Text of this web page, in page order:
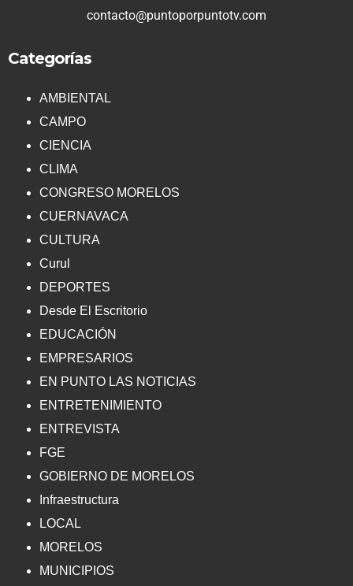
contacto@puntoporpuntotv.com
Categorías
AMBIENTAL
CAMPO
CIENCIA
CLIMA
CONGRESO MORELOS
CUERNAVACA
CULTURA
Curul
DEPORTES
Desde El Escritorio
EDUCACIÓN
EMPRESARIOS
EN PUNTO LAS NOTICIAS
ENTRETENIMIENTO
ENTREVISTA
FGE
GOBIERNO DE MORELOS
Infraestructura
LOCAL
MORELOS
MUNICIPIOS